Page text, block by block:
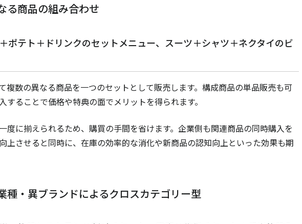
る商品の組み合わせ
ポテト＋ドリンクのセットメニュー、スーツ＋シャツ＋ネクタイのビ
複数の異なる商品を一つのセットとして販売します。構成商品の単品販売も可
することで価格や特典の面でメリットを得られます。
度に揃えられるため、購買の手間を省けます。企業側も関連商品の同時購入を
上させると同時に、在庫の効率的な消化や新商品の認知向上といった効果も期
種・異ブランドによるクロスカテゴリー型